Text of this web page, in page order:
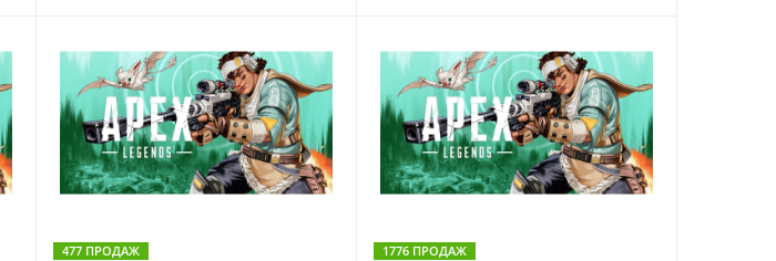
477 ПРОДАЖ 1776 ПРОДАЖ